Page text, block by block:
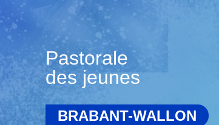
Pastorale
des jeunes
BRABANT-WALLON